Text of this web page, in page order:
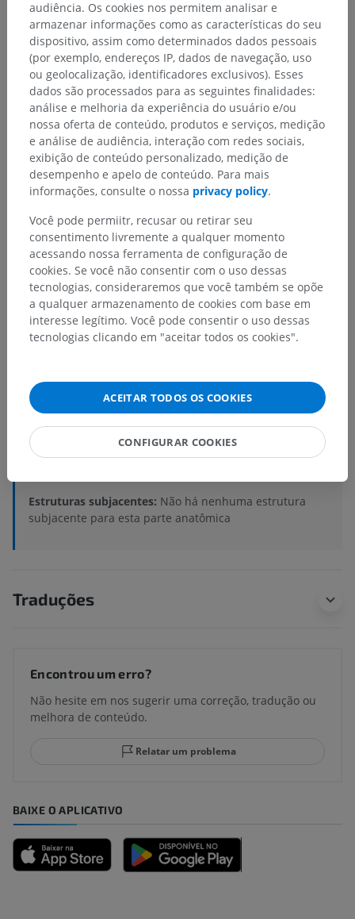
Galeria
Hierarquia anatômica
Anatomia humana 2
Anatomia humana 1
Neuroanatomia humana
Parte central ; Sistema nervoso central>
Medula espinal
Substância cinzenta> Voluna posterior
Estruturas subjacentes: Não há nenhuma estrutura
subjacente para esta parte anatômica
Traduções
Encontrou um erro?
Não hesite em nos sugerir uma correção, tradução ou
melhora de conteúdo.
Relatar um problema
BAIXE O APLICATIVO
audiência. Os cookies nos permitem analisar e
armazenar informações como as características do seu
dispositivo, assim como determinados dados pessoais
(por exemplo, endereços IP, dados de navegação, uso
ou geolocalização, identificadores exclusivos). Esses
dados são processados para as seguintes finalidades:
análise e melhoria da experiência do usuário e/ou
nossa oferta de conteúdo, produtos e serviços, medição
e análise de audiência, interação com redes sociais,
exibição de conteúdo personalizado, medição de
desempenho e apelo de conteúdo. Para mais
informações, consulte o nossa privacy policy.
Você pode permiitr, recusar ou retirar seu
consentimento livremente a qualquer momento
acessando nossa ferramenta de configuração de
cookies. Se você não consentir com o uso dessas
tecnologias, consideraremos que você também se opõe
a qualquer armazenamento de cookies com base em
interesse legítimo. Você pode consentir o uso dessas
tecnologias clicando em "aceitar todos os cookies".
ACEITAR TODOS OS COOKIES
CONFIGURAR COOKIES